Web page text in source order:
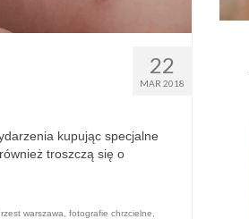
22
MAR 2018
kupując specjalne
troszczą się o
warszawa fotografie chrzcielne